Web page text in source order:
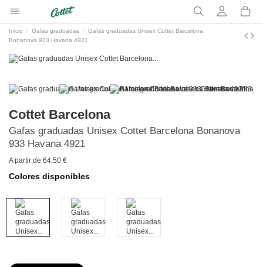
Inicio Gafas graduadas
Gafas graduadas Unisex Cottet Barcelona
Bonanova 933 Havana 4921
Cottet Barcelona
Gafas graduadas Unisex Cottet Barcelona Bonanova
933 Havana 4921
A partir de 64,50 €
Colores disponibles